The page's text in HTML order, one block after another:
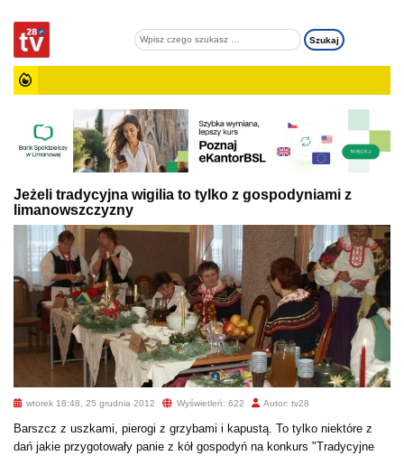
Jeżeli tradycyjna wigilia to tylko z gospodyniami z
limanowszczyzny
wtorek 18:48, 25 grudnia 2012 Wyświetleń: 622 Autor: tv28
Barszcz z uszkami, pierogi z grzybami i kapustą. To tylko niektóre z
dań jakie przygotowały panie z kół gospodyń na konkurs "Tradycyjne